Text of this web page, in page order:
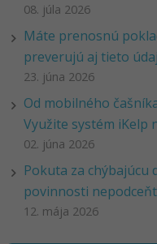
08. júla 2026
Máte prenosnú
preverujú aj tieto
23. júna 2026
Od mobilného
Využite systém iKelp
02. júna 2026
Pokuta za chýbajúcu
povinnosti
12. mája 2026